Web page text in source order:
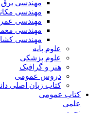
مهندسی برق
مهندسی
مهندسی
مهندسی
مهندسی
علوم پایه
علوم پزشکی
هنر و گرافیک
دروس عمومی
کتاب زبان اصلی
کتاب عمومی
علمی